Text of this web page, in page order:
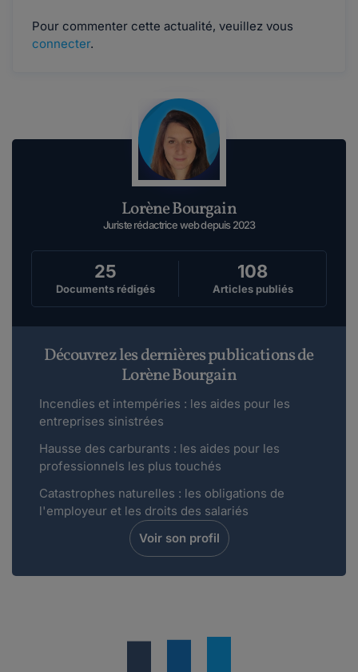
Pour commenter cette actualité, veuillez vous
connecter.
Lorène Bourgain
Juriste rédactrice web depuis 2023
25
Documents rédigés
108
Articles publiés
Découvrez les dernières publications de
Lorène Bourgain
Incendies et intempéries : les aides pour les
entreprises sinistrées
Hausse des carburants : les aides pour les
professionnels les plus touchés
Catastrophes naturelles : les obligations de
l'employeur et les droits des salariés
Voir son profil